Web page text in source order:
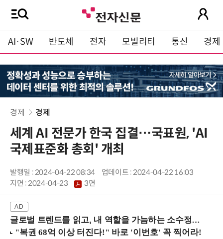
AI·SW 반도체 전자 모빌리티 통신 경제
경제 경제
세계 AI 전문가 한국 집결…국표원, 'AI
국제표준화 총회' 개최
발행일 : 2024-04-22 08:34
업데이트 : 2024-04-22 16:03
지면 :2024-04-23 3면
글로벌 트렌드를 읽고, 내 역할을 가늠하는 소수정예 실습 워크숍 (8/28 신논현역)